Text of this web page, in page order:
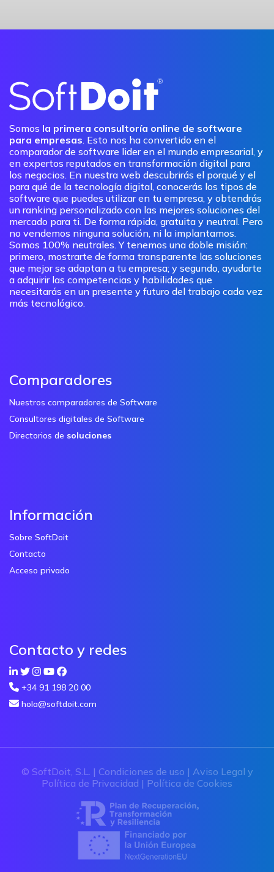
Somos la primera consultoría online de software
para empresas. Esto nos ha convertido en el
comparador de software lider en el mundo empresarial, y
en expertos reputados en transformación digital para
los negocios. En nuestra web descubrirás el porqué y el
para qué de la tecnología digital, conocerás los tipos de
software que puedes utilizar en tu empresa, y obtendrás
un ranking personalizado con las mejores soluciones del
mercado para ti. De forma rápida, gratuita y neutral. Pero
no vendemos ninguna solución, ni la implantamos.
Somos 100% neutrales. Y tenemos una doble misión:
primero, mostrarte de forma transparente las soluciones
que mejor se adaptan a tu empresa; y segundo, ayudarte
a adquirir las competencias y habilidades que
necesitarás en un presente y futuro del trabajo cada vez
más tecnológico.
Comparadores
Nuestros comparadores de Software
Consultores digitales de Software
Directorios de soluciones
Información
Sobre SoftDoit
Contacto
Acceso privado
Contacto y redes
+34 91 198 20 00
hola@softdoit.com
© SoftDoit, S.L. | Condiciones de uso | Aviso Legal y
Política de Privacidad | Política de Cookies